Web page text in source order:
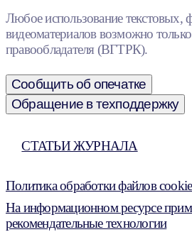
Любое использование текстовых,
видеоматериалов возможно только
правообладателя (ВГТРК).
Сообщить об опечатке
Обращение в техподдержку
СТАТЬИ ЖУРНАЛА
Политика обработки файлов cookie
На информационном ресурсе
рекомендательные технологии